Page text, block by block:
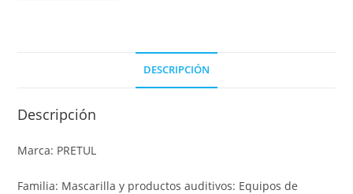
DESCRIPCIÓN
Descripción
Marca: PRETUL
Familia: Mascarilla y productos auditivos: Equipos de